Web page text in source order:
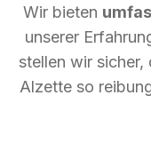
Wir bieten
unserer
stellen wir sicher,
Alzette so